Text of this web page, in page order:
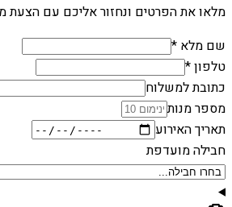
מלאו את הפרטים ונחזור אליכם עם הצעת
שם מלא *
טלפון *
כתובת למשלוח
מספר מנות
תאריך האירוע
חבילה מועדפת